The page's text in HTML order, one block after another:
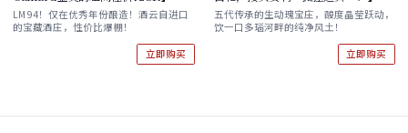
Renzo Masi Fattoria di Basciano
Cornioleta Chianti Riserva
LM 94！仅在优秀年份酿造！酒云自进口
的宝藏酒庄，性价比爆棚！
立即购买
Weingut Diwald 'Fuchsentanz'
Riesling 2023 单支/双支/六支 酒云
五代传承的生动瑰宝庄，酸度晶莹跃动，
饮一口多瑙河畔的纯净风土！
立即购买